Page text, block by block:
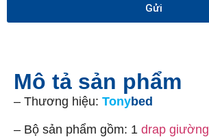
Gửi
Mô tả sản phẩm
– Thương hiệu: Tonybed
– Bộ sản phẩm gồm: 1 drap giường